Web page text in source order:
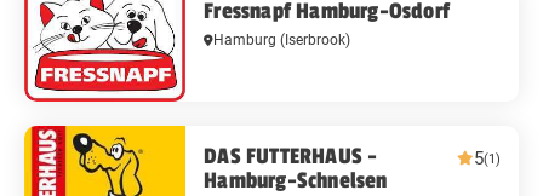
Fressnapf Hamburg-Osdorf
Hamburg(Iserbrook)
DAS FUTTERHAUS -
Hamburg-Schnelsen
5(1)